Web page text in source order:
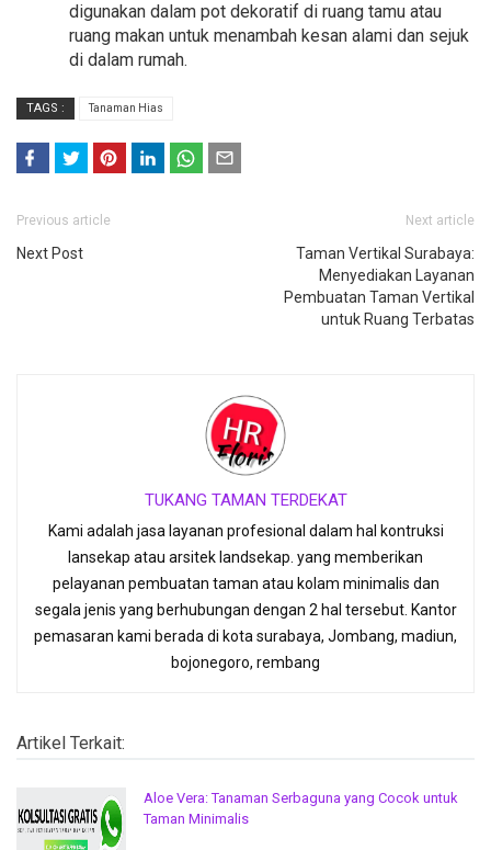
digunakan dalam pot dekoratif di ruang tamu atau
ruang makan untuk menambah kesan alami dan sejuk
di dalam rumah.
TAGS : Tanaman Hias
ace
boo
witt
er
Previous article
Next Post
Next article
Taman Vertikal Surabaya:
Menyediakan Layanan
Pembuatan Taman Vertikal
untuk Ruang Terbatas
TUKANG TAMAN TERDEKAT
Kami adalah jasa layanan profesional dalam hal kontruksi
lansekap atau arsitek landsekap. yang memberikan
pelayanan pembuatan taman atau kolam minimalis dan
segala jenis yang berhubungan dengan 2 hal tersebut. Kantor
pemasaran kami berada di kota surabaya, Jombang, madiun,
bojonegoro, rembang
Artikel Terkait:
Aloe Vera: Tanaman Serbaguna yang Cocok untuk
Taman Minimalis